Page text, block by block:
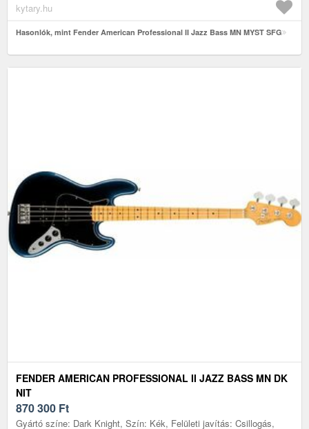
kytary.hu
Hasonlók, mint Fender American Professional II Jazz Bass MN MYST SFG
FENDER AMERICAN PROFESSIONAL II JAZZ BASS MN DK
NIT
870 300 Ft
Gyártó színe: Dark Knight, Szín: Kék, Felületi javítás: Csillogás,